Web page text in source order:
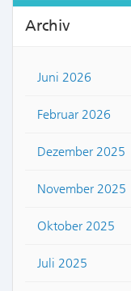
Archiv
Juni 2026
Februar 2026
Dezember 2025
November 2025
Oktober 2025
Juli 2025